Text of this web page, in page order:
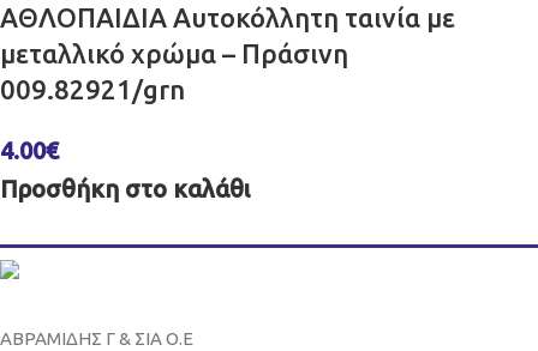
ΑΘΛΟΠΑΙΔΙΑ Αυτοκόλλητη ταινία με
μεταλλικό χρώμα – Πράσινη
009.82921/grn
4.00€
Προσθήκη στο καλάθι
ΑΒΡΑΜΙΔΗΣ Γ & ΣΙΑ Ο.Ε